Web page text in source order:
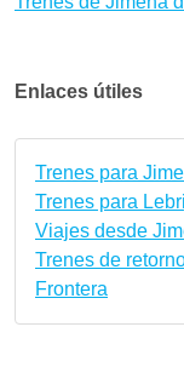
Enlaces útiles
Trenes para
Trenes para
Viajes desde
Trenes de
Frontera